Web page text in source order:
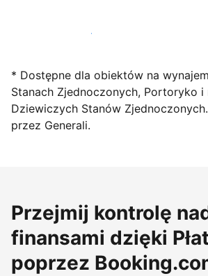
Zarejestruj obiekt już dziś
* Dostępne dla obiektów na
Stanach Zjednoczonych, Portoryko i
Dziewiczych Stanów
przez Generali.
Przejmij kontrolę
finansami dzięki
poprzez